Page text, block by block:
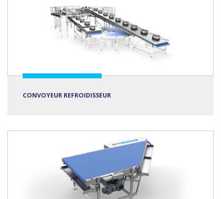
CONVOYEUR REFROIDISSEUR